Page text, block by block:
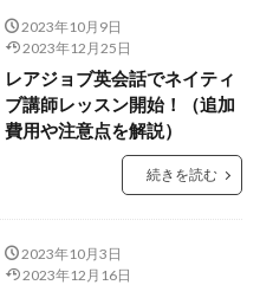
2023年10月9日
2023年12月25日
レアジョブ英会話でネイティ
ブ講師レッスン開始！（追加
費用や注意点を解説）
続きを読む
2023年10月3日
2023年12月16日